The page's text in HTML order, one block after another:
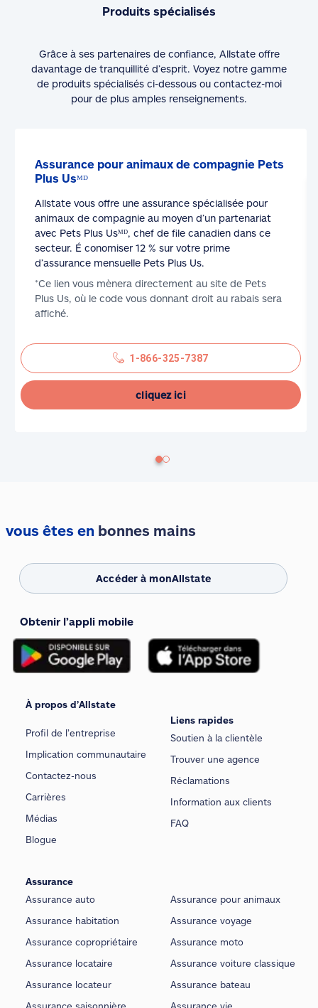
Produits spécialisés
Grâce à ses partenaires de confiance, Allstate offre
davantage de tranquillité d’esprit. Voyez notre gamme
de produits spécialisés ci-dessous ou contactez-moi
pour de plus amples renseignements.
Assurance pour animaux de compagnie Pets
Plus Usᴹᴰ
Allstate vous offre une assurance spécialisée pour
animaux de compagnie au moyen d’un partenariat
avec Pets Plus Usᴹᴰ, chef de file canadien dans ce
secteur. É conomiser 12 % sur votre prime
d’assurance mensuelle Pets Plus Us.
*Ce lien vous mènera directement au site de Pets
Plus Us, où le code vous donnant droit au rabais sera
affiché.
1-866-325-7387
cliquez ici
vous êtes en bonnes mains
Accéder à monAllstate
Obtenir l’appli mobile
À propos d’Allstate
Profil de l’entreprise
Implication communautaire
Contactez-nous
Carrières
Médias
Blogue
Liens rapides
Soutien à la clientèle
Trouver une agence
Réclamations
Information aux clients
FAQ
Assurance
Assurance auto
Assurance habitation
Assurance copropriétaire
Assurance locataire
Assurance locateur
Assurance pour animaux
Assurance voyage
Assurance moto
Assurance voiture classique
Assurance bateau